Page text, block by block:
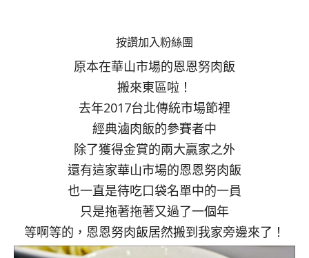
按讚加入粉絲團
原本在華山市場的恩恩努肉飯
搬來東區啦！
去年2017台北傳統市場節裡
經典滷肉飯的參賽者中
除了獲得金賞的兩大贏家之外
還有這家華山市場的恩恩努肉飯
也一直是待吃口袋名單中的一員
只是拖著拖著又過了一個年
等啊等的，恩恩努肉飯居然搬到我家旁邊來了！